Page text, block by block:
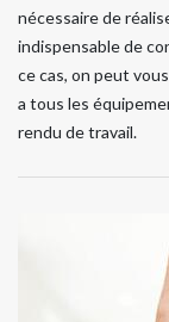
nécessaire de
indispensable de
ce cas, on peut
a tous les
rendu de travail.